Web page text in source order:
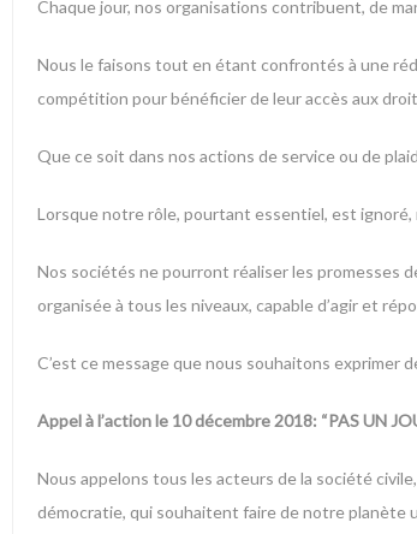
Chaque jour, nos organisations contribuent, de
Nous le faisons tout en étant confrontés à une
compétition pour bénéficier de leur accès aux
Que ce soit dans nos actions de service ou de
Lorsque notre rôle, pourtant essentiel, est ignoré,
Nos sociétés ne pourront réaliser les promesses
organisée à tous les niveaux, capable d’agir et
C’est ce message que nous souhaitons exprimer
Appel à l’action le 10 décembre 2018: “PAS UN
Nous appelons tous les acteurs de la société
démocratie, qui souhaitent faire de notre planète